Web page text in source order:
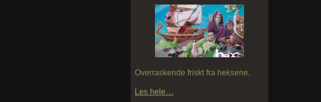
Overraskende friskt fra heksene.
Les hele…